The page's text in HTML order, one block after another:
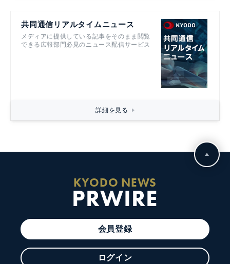
共同通信リアルタイムニュース
メディアに提供している記事をそのまま閲覧
できる広報部門必見のニュース配信サービス
詳細を見る
KYODO NEWS
PRWIRE
会員登録
ログイン